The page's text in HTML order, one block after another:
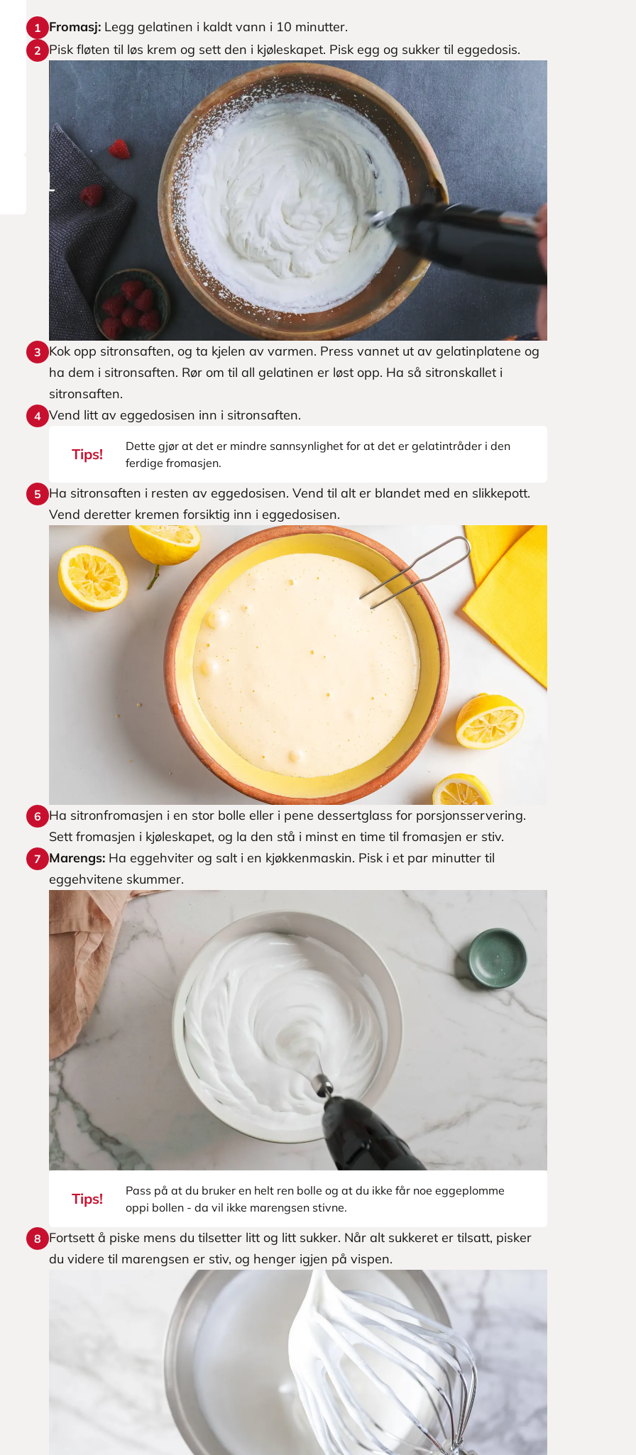
1 Fromasj: Legg gelatinen i kaldt vann i 10 minutter.
2 Pisk fløten til løs krem og sett den i kjøleskapet. Pisk egg og sukker til eggedosis.
3
Kok opp sitronsaften, og ta kjelen av varmen. Press vannet ut av gelatinplatene og
ha dem i sitronsaften. Rør om til all gelatinen er løst opp. Ha så sitronskallet i
sitronsaften.
4 Vend litt av eggedosisen inn i sitronsaften.
Tips!
Dette gjør at det er mindre sannsynlighet for at det er gelatintråder i den
ferdige fromasjen.
5
Ha sitronsaften i resten av eggedosisen. Vend til alt er blandet med en slikkepott.
Vend deretter kremen forsiktig inn i eggedosisen.
6
Ha sitronfromasjen i en stor bolle eller i pene dessertglass for porsjonsservering.
Sett fromasjen i kjøleskapet, og la den stå i minst en time til fromasjen er stiv.
7 Marengs: Ha eggehviter og salt i en kjøkkenmaskin. Pisk i et par minutter til
eggehvitene skummer.
Tips!
Pass på at du bruker en helt ren bolle og at du ikke får noe eggeplomme
oppi bollen - da vil ikke marengsen stivne.
8
Fortsett å piske mens du tilsetter litt og litt sukker. Når alt sukkeret er tilsatt, pisker
du videre til marengsen er stiv, og henger igjen på vispen.